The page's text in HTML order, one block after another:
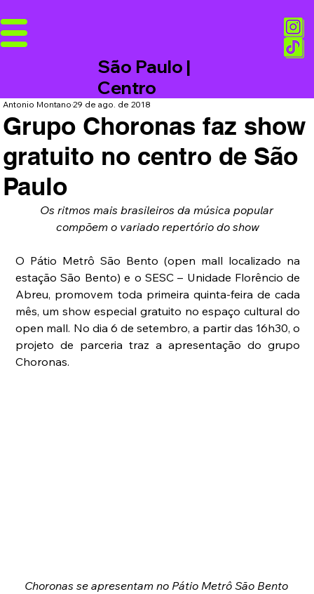
São Paulo |
Centro
Grupo Choronas faz show
gratuito no centro de São
Paulo
Antonio Montano29 de ago. de 2018
Os ritmos mais brasileiros da música popular
compõem o variado repertório do show
O Pátio Metrô São Bento (open mall localizado na
estação São Bento) e o SESC – Unidade Florêncio de
Abreu, promovem toda primeira quinta-feira de cada
mês, um show especial gratuito no espaço cultural do
open mall. No dia 6 de setembro, a partir das 16h30, o
projeto de parceria traz a apresentação do grupo
Choronas.
Choronas se apresentam no Pátio Metrô São Bento